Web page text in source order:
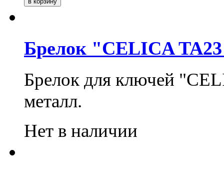
Брелок "CELICA
Брелок для ключей
металл.
Нет в наличии